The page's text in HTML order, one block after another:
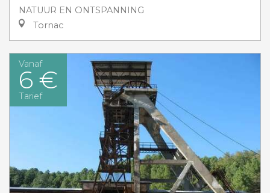
NATUUR EN ONTSPANNING
Tornac
Vanaf
6 €
Tarief